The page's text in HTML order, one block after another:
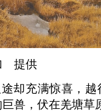
提供
却充满惊喜，
兽，伏在羌塘草